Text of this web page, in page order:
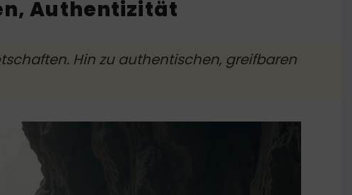
Authentizität
Hin zu authentischen, greifbaren